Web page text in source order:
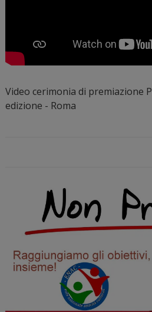
Video cerimonia di premiazione
edizione - Roma